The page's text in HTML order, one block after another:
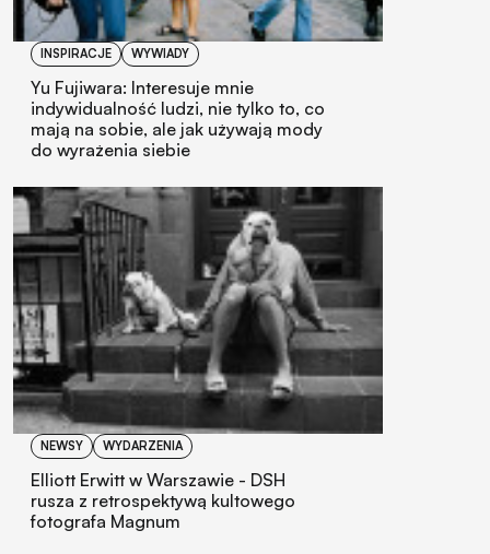
INSPIRACJE WYWIADY
Yu Fujiwara: Interesuje mnie
indywidualność ludzi, nie tylko to, co
mają na sobie, ale jak używają mody
do wyrażenia siebie
NEWSY WYDARZENIA
Elliott Erwitt w Warszawie - DSH
rusza z retrospektywą kultowego
fotografa Magnum